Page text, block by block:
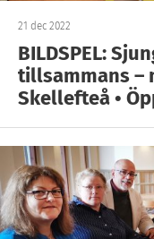
21 dec 2022
BILDSPEL:
tillsammans –
Skellefteå •